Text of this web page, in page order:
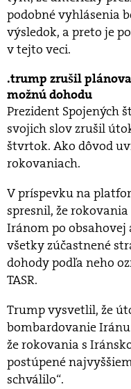
podobné vyhlásenia
výsledok, a preto je
v tejto veci.
trump zrušil
možnú dohodu
Prezident Spojených
svojich slov zrušil
štvrtok. Ako dôvod
rokovaniach.
V príspevku na
spresnil, že
Iránom po
všetky zúčastnené
dohody podľa neho
TASR.
Trump vysvetlil, že
bombardovanie
že rokovania s
postúpené
schválilo“.